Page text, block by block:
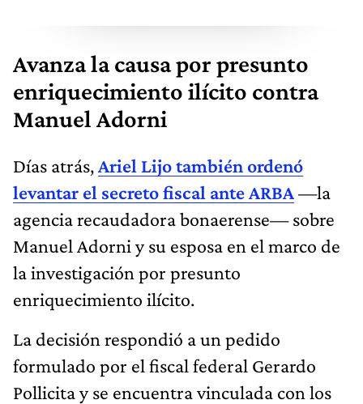
Avanza la causa por presunto
enriquecimiento ilícito contra
Manuel Adorni
Días atrás,Ariel Lijo también ordenó
levantar el secreto fiscal ante ARBA—la
agencia recaudadora bonaerense— sobre
Manuel Adorni y su esposa en el marco de
la investigación por presunto
enriquecimiento ilícito.
La decisión respondió a un pedido
formulado por el fiscal federal Gerardo
Pollicita y se encuentra vinculada con los